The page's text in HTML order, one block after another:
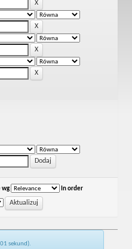
wg In order
sekund).